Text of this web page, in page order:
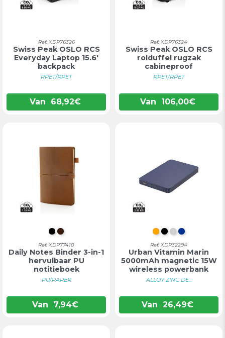
Ref: XDP76326
Swiss Peak OSLO RCS
Everyday Laptop 15.6'
backpack
RPET/RPET
Van 68,92€
Ref: XDP76324
Swiss Peak OSLO RCS
rolduffel rugzak
cabineproof
RPET/RPET
Van 106,00€
ZWART
BRUIN
Ref: XDP77410
Daily Notes Binder 3-in-1
hervulbaar PU
notitieboek
PU/PAPER
Van 7,94€
ORANJE
ZWART
ZILVER
BLAUW
Ref: XDP32294
Urban Vitamin Marin
5000mAh magnetic 15W
wireless powerbank
ALLOY ZINC DE...
Van 26,49€